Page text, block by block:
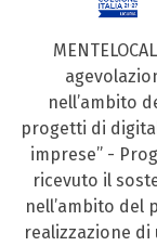
nell’ambito
progetti di
imprese” -
ricevuto il
nell’ambito del
realizzazione